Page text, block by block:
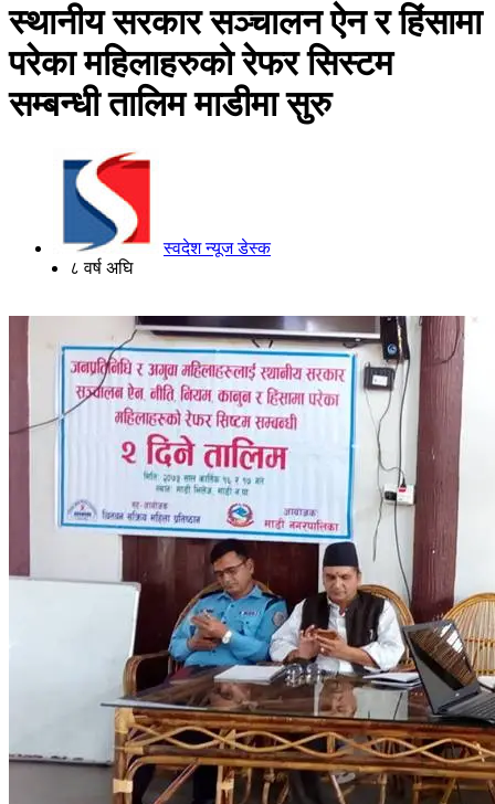
स्थानीय सरकार सञ्चालन ऐन र हिंसामा
परेका महिलाहरुको रेफर सिस्टम
सम्बन्धी तालिम माडीमा सुरु
स्वदेश न्यूज डेस्क
८ वर्ष अघि